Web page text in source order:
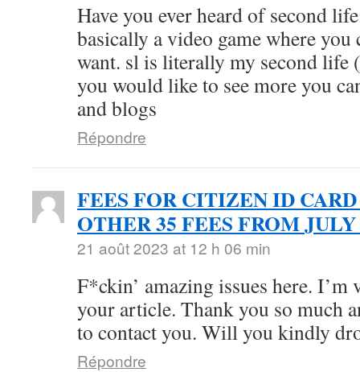
Have you ever heard of second
basically a video game where
want. sl is literally my second
you would like to see more you
and blogs
Répondre
FEES FOR CITIZEN ID
OTHER 35 FEES FROM JULY
21 août 2023 at 12 h 06 min
F*ckin’ amazing issues here.
your article. Thank you so much
to contact you. Will you kindly
Répondre